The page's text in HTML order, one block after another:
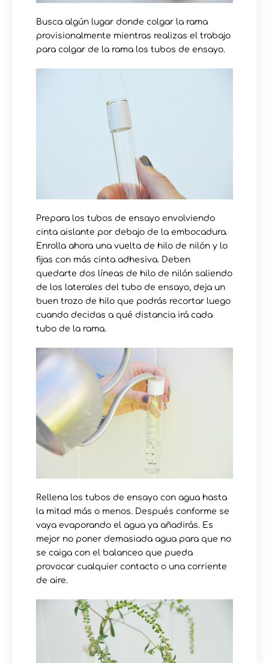
Busca algún lugar donde colgar la rama
provisionalmente mientras realizas el trabajo
para colgar de la rama los tubos de ensayo.
Prepara los tubos de ensayo envolviendo
cinta aislante por debajo de la embocadura.
Enrolla ahora una vuelta de hilo de nilón y lo
fijas con más cinta adhesiva. Deben
quedarte dos líneas de hilo de nilón saliendo
de los laterales del tubo de ensayo, deja un
buen trozo de hilo que podrás recortar luego
cuando decidas a qué distancia irá cada
tubo de la rama.
Rellena los tubos de ensayo con agua hasta
la mitad más o menos. Después conforme se
vaya evaporando el agua ya añadirás. Es
mejor no poner demasiada agua para que no
se caiga con el balanceo que pueda
provocar cualquier contacto o una corriente
de aire.